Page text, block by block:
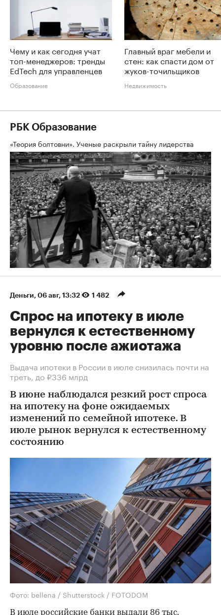
Чему и как сегодня учат
топ-менеджеров: тренды
EdTech для управленцев
Образование
Главный враг мебели и
стен: как спасти дом от
жуков-точильщиков
Недвижимость
РБК Образование
«Теория болтовни». Ученые раскрыли тайну лидерства
Деньги⁠, 06 авг, 13:32 1 482
Спрос на ипотеку в июле
вернулся к естественному
уровню после ажиотажа
Выдача ипотеки в России в июле снизилась почти на
треть, до ₽336 млрд
В июне наблюдался резкий рост спроса
на ипотеку на фоне ожидаемых
изменений по семейной ипотеке. В
июле рынок вернулся к естественному
состоянию
Фото: bellena / Shutterstock / FOTODOM
В июле российские банки выдали 86 тыс.